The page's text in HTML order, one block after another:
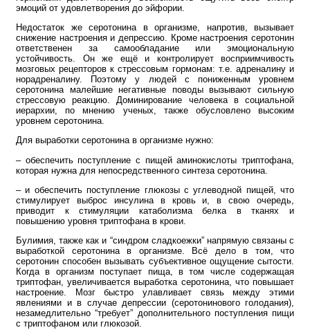
эмоций от удовлетворения до эйфории.
Недостаток же серотонина в организме, напротив, вызывает
снижение настроения и депрессию. Кроме настроения серотонин
ответственен за самообладание или эмоциональную
устойчивость. Он же ещё и контролирует восприимчивость
мозговых рецепторов к стрессовым гормонам: т.е. адреналину и
норадреналину. Поэтому у людей с пониженным уровнем
серотонина малейшие негативные поводы вызывают сильную
стрессовую реакцию. Доминирование человека в социальной
иерархии, по мнению ученых, также обусловлено высоким
уровнем серотонина.
Для выработки серотонина в организме нужно:
– обеспечить поступление с пищей аминокислоты триптофана,
которая нужна для непосредственного синтеза серотонина.
– и обеспечить поступление глюкозы с углеводной пищей, что
стимулирует выброс инсулина в кровь и, в свою очередь,
приводит к стимуляции катаболизма белка в тканях и
повышению уровня триптофана в крови.
Булимия, также как и “синдром сладкоежки” напрямую связаны с
выработкой серотонина в организме. Всё дело в том, что
серотонин способен вызывать субъективное ощущение сытости.
Когда в организм поступает пища, в том числе содержащая
триптофан, увеличивается выработка серотонина, что повышает
настроение. Мозг быстро улавливает связь между этими
явлениями и в случае депрессии (серотонинового голодания),
незамедлительно “требует” дополнительного поступления пищи
с триптофаном или глюкозой.